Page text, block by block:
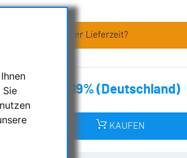
zum Artikel oder Lieferzeit?
inkl. MwSt. 19% (Deutschland)
KAUFEN